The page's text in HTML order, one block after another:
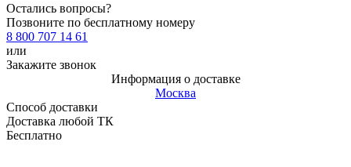
Остались вопросы?
Позвоните по бесплатному номеру
8 800 707 14 61
или
Закажите звонок
Информация о доставке
Москва
Способ доставки
Доставка любой ТК
Бесплатно